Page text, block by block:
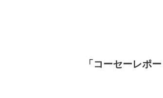
「コーセーレポ